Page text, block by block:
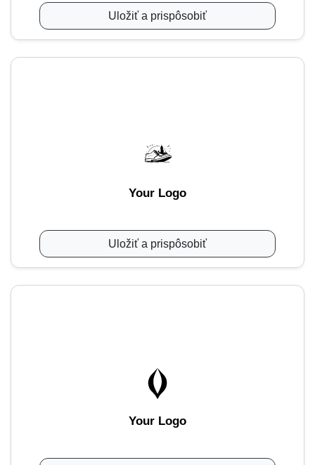
Uložiť a prispôsobiť
Your Logo
Uložiť a prispôsobiť
Your Logo